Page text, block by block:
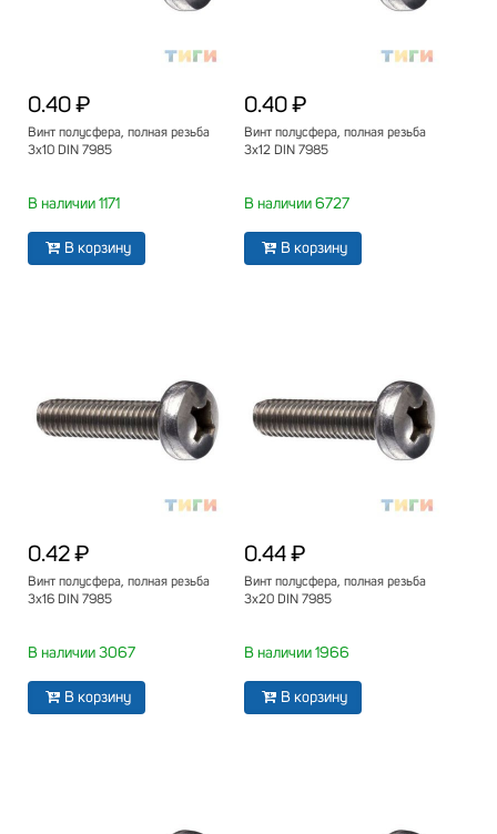
0.40 ₽
Винт полусфера, полная резьба
3х10 DIN 7985
В наличии 1171
В корзину
0.40 ₽
Винт полусфера, полная резьба
3х12 DIN 7985
В наличии 6727
В корзину
0.42 ₽
Винт полусфера, полная резьба
3х16 DIN 7985
В наличии 3067
В корзину
0.44 ₽
Винт полусфера, полная резьба
3х20 DIN 7985
В наличии 1966
В корзину